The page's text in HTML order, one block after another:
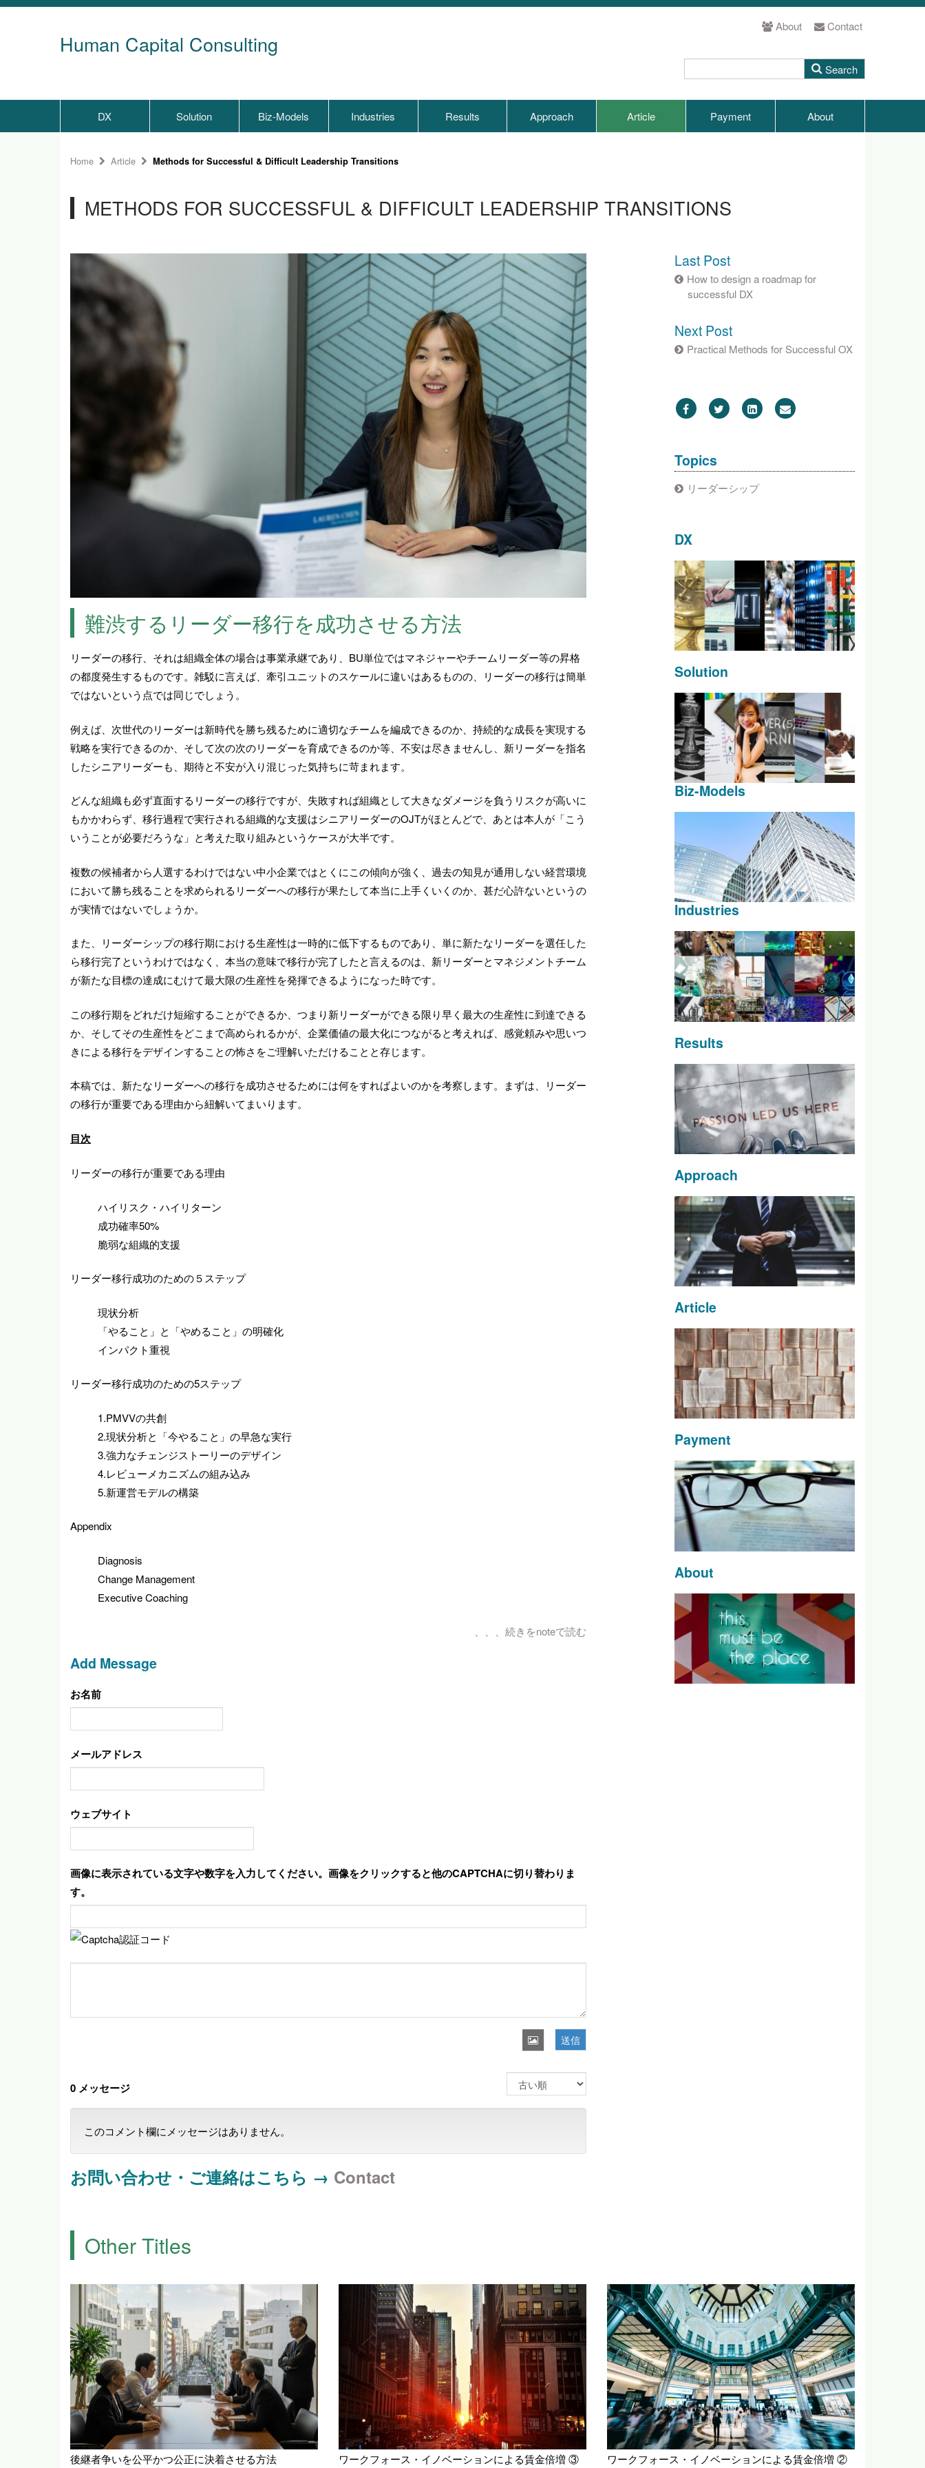
Human Capital Consulting
About Contact
DX Solution Biz-Models Industries Results Approach Article Payment About
Home Article Methods for Successful & Difficult Leadership Transitions
METHODS FOR SUCCESSFUL & DIFFICULT LEADERSHIP TRANSITIONS
難渋するリーダー移行を成功させる方法
リーダーの移行、それは組織全体の場合は事業承継であり、BU単位ではマネジャーやチームリーダー等の昇格
の都度発生するものです。雑駁に言えば、牽引ユニットのスケールに違いはあるものの、リーダーの移行は簡単
ではないという点では同じでしょう。
例えば、次世代のリーダーは新時代を勝ち残るために適切なチームを編成できるのか、持続的な成長を実現する
戦略を実行できるのか、そして次の次のリーダーを育成できるのか等、不安は尽きませんし、新リーダーを指名
したシニアリーダーも、期待と不安が入り混じった気持ちに苛まれます。
どんな組織も必ず直面するリーダーの移行ですが、失敗すれば組織として大きなダメージを負うリスクが高いに
もかかわらず、移行過程で実行される組織的な支援はシニアリーダーのOJTがほとんどで、あとは本人が「こう
いうことが必要だろうな」と考えた取り組みというケースが大半です。
複数の候補者から人選するわけではない中小企業ではとくにこの傾向が強く、過去の知見が通用しない経営環境
において勝ち残ることを求められるリーダーへの移行が果たして本当に上手くいくのか、甚だ心許ないというの
が実情ではないでしょうか。
また、リーダーシップの移行期における生産性は一時的に低下するものであり、単に新たなリーダーを選任した
ら移行完了というわけではなく、本当の意味で移行が完了したと言えるのは、新リーダーとマネジメントチーム
が新たな目標の達成にむけて最大限の生産性を発揮できるようになった時です。
この移行期をどれだけ短縮することができるか、つまり新リーダーができる限り早く最大の生産性に到達できる
か、そしてその生産性をどこまで高められるかが、企業価値の最大化につながると考えれば、感覚頼みや思いつ
きによる移行をデザインすることの怖さをご理解いただけることと存じます。
本稿では、新たなリーダーへの移行を成功させるためには何をすればよいのかを考察します。まずは、リーダー
の移行が重要である理由から紐解いてまいります。
目次
リーダーの移行が重要である理由
ハイリスク・ハイリターン
成功確率50%
脆弱な組織的支援
リーダー移行成功のための５ステップ
現状分析
「やること」と「やめること」の明確化
インパクト重視
リーダー移行成功のための5ステップ
1.PMVVの共創
2.現状分析と「今やること」の早急な実行
3.強力なチェンジストーリーのデザイン
4.レビューメカニズムの組み込み
5.新運営モデルの構築
Appendix
Diagnosis
Change Management
Executive Coaching
、、、続きをnoteで読む
Add Message
お名前
メールアドレス
ウェブサイト
画像に表示されている文字や数字を入力してください。画像をクリックすると他のCAPTCHAに切り替わりま
す。
送信
0 メッセージ
このコメント欄にメッセージはありません。
お問い合わせ・ご連絡はこちら → Contact
Last Post
How to design a roadmap for
successful DX
Next Post
Practical Methods for Successful OX
Topics
リーダーシップ
DX
Solution
Biz-Models
Industries
Results
Approach
Article
Payment
About
Other Titles
後継者争いを公平かつ公正に決着させる方法 ワークフォース・イノベーションによる賃金倍増 ③ ワークフォース・イノベーションによる賃金倍増 ②